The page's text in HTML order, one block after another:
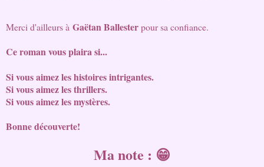
Merci d'ailleurs à Gaëtan Ballester pour sa confiance.
Ce roman vous plaira si...
Si vous aimez les histoires intrigantes.
Si vous aimez les thrillers.
Si vous aimez les mystères.
Bonne découverte!
Ma note : 😁